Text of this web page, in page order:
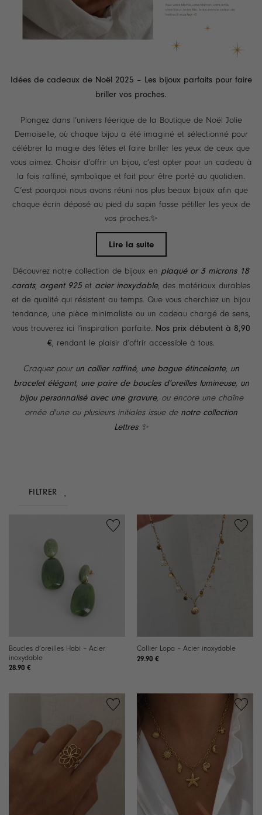
Idées de cadeaux de Noël 2025 – Les bijoux parfaits pour faire
briller vos proches.
Plongez dans l’univers féerique de la Boutique de Noël Jolie
Demoiselle, où chaque bijou a été imaginé et sélectionné pour
célébrer la magie des fêtes et faire briller les yeux de ceux que
vous aimez. Choisir d’offrir un bijou, c’est opter pour un cadeau à
la fois raffiné, symbolique et fait pour être porté au quotidien.
C’est pourquoi nous avons réuni nos plus beaux bijoux afin que
chaque écrin déposé au pied du sapin fasse pétiller les yeux de
vos proches.✨
Lire la suite
Découvrez notre collection de bijoux en plaqué or 3 microns 18
carats, argent 925 et acier inoxydable, des matériaux durables
et de qualité qui résistent au temps. Que vous cherchiez un bijou
tendance, une pièce minimaliste ou un cadeau chargé de sens,
vous trouverez ici l’inspiration parfaite. Nos prix débutent à 8,90
€, rendant le plaisir d’offrir accessible à tous.
Craquez pour un collier raffiné, une bague étincelante, un
bracelet élégant, une paire de boucles d'oreilles lumineuse, un
bijou personnalisé avec une gravure, ou encore une chaîne
ornée d'une ou plusieurs initiales issue de notre collection
Lettres ✨
FILTRER
Boucles d’oreilles Habi – Acier
inoxydable
28.90 €
Collier Lopa – Acier inoxydable
29.90 €
à la
liste de
souhaits
Ajouter
liste de
souhaits